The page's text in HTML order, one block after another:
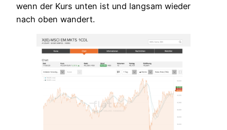
wenn der Kurs unten ist und langsam wieder
nach oben wandert.